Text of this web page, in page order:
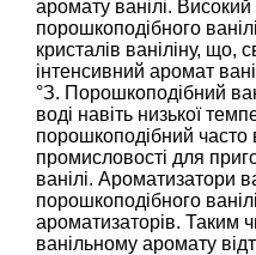
аромату ванілі. Високий
порошкоподібного
кристалів ваніліну, що,
інтенсивний аромат
°З. Порошкоподібний
воді навіть низької
порошкоподібний часто
промисловості для
ванілі. Ароматизатори
порошкоподібного
ароматизаторів. Таким
ванільному аромату